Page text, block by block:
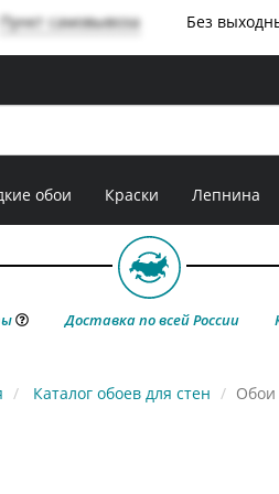
Пункт самовывоза Без
обои Краски Лепнина
Доставка по всей России
Каталог обоев для стен Обои